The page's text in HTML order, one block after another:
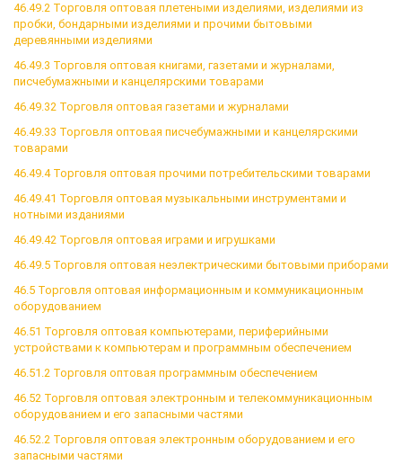
46.49.2 Торговля оптовая плетеными изделиями, изделиями из
пробки, бондарными изделиями и прочими бытовыми
деревянными изделиями
46.49.3 Торговля оптовая книгами, газетами и журналами,
писчебумажными и канцелярскими товарами
46.49.32 Торговля оптовая газетами и журналами
46.49.33 Торговля оптовая писчебумажными и канцелярскими
товарами
46.49.4 Торговля оптовая прочими потребительскими товарами
46.49.41 Торговля оптовая музыкальными инструментами и
нотными изданиями
46.49.42 Торговля оптовая играми и игрушками
46.49.5 Торговля оптовая неэлектрическими бытовыми приборами
46.5 Торговля оптовая информационным и коммуникационным
оборудованием
46.51 Торговля оптовая компьютерами, периферийными
устройствами к компьютерам и программным обеспечением
46.51.2 Торговля оптовая программным обеспечением
46.52 Торговля оптовая электронным и телекоммуникационным
оборудованием и его запасными частями
46.52.2 Торговля оптовая электронным оборудованием и его
запасными частями